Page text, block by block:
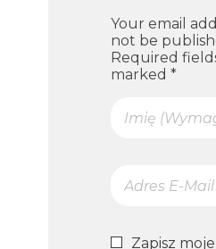
Your email
not be
Required
marked *
Zapisz